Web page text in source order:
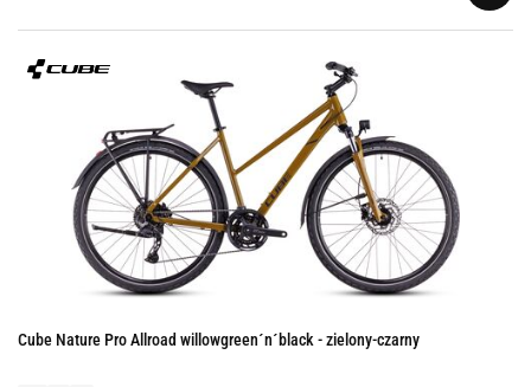
Cube Nature Pro Allroad willowgreen´n´black - zielony-czarny